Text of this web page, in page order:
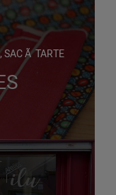
SAC Ã TARTE